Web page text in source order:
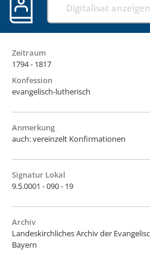
Digitalisat
Zeitraum
1794 - 1817
Konfession
evangelisch-lutherisch
Anmerkung
auch: vereinzelt Konfirmationen
Signatur Lokal
9.5.0001 - 090 - 19
Archiv
Landeskirchliches Archiv der
Bayern